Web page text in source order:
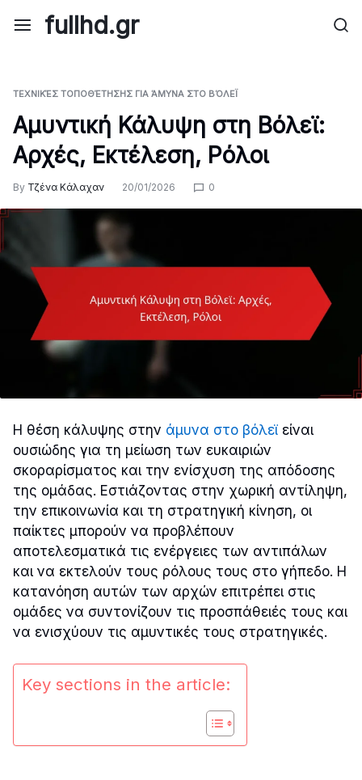
fullhd.gr
ΤΕΧΝΙΚΈΣ ΤΟΠΟΘΈΤΗΣΗΣ ΓΙΑ ΆΜΥΝΑ ΣΤΟ ΒΌΛΕΪ
Αμυντική Κάλυψη στη Βόλεϊ:
Αρχές, Εκτέλεση, Ρόλοι
By Τζένα Κάλαχαν 20/01/2026 0
Η θέση κάλυψης στην άμυνα στο βόλεϊ είναι
ουσιώδης για τη μείωση των ευκαιριών
σκοραρίσματος και την ενίσχυση της απόδοσης
της ομάδας. Εστιάζοντας στην χωρική αντίληψη,
την επικοινωνία και τη στρατηγική κίνηση, οι
παίκτες μπορούν να προβλέπουν
αποτελεσματικά τις ενέργειες των αντιπάλων
και να εκτελούν τους ρόλους τους στο γήπεδο. Η
κατανόηση αυτών των αρχών επιτρέπει στις
ομάδες να συντονίζουν τις προσπάθειές τους και
να ενισχύουν τις αμυντικές τους στρατηγικές.
Key sections in the article: